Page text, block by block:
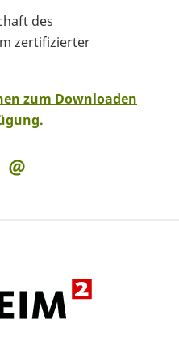
des
zertifizierter
zum Downloaden
Teile
diese